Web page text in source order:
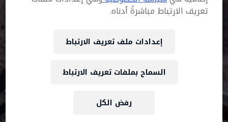
تعريف الارتباط مباشرةً أدناه.
إعدادات ملف تعريف الارتباط
رفض الكل
السماح بملفات تعريف الارتباط